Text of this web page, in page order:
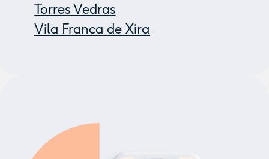
Torres Vedras
Vila Franca de Xira